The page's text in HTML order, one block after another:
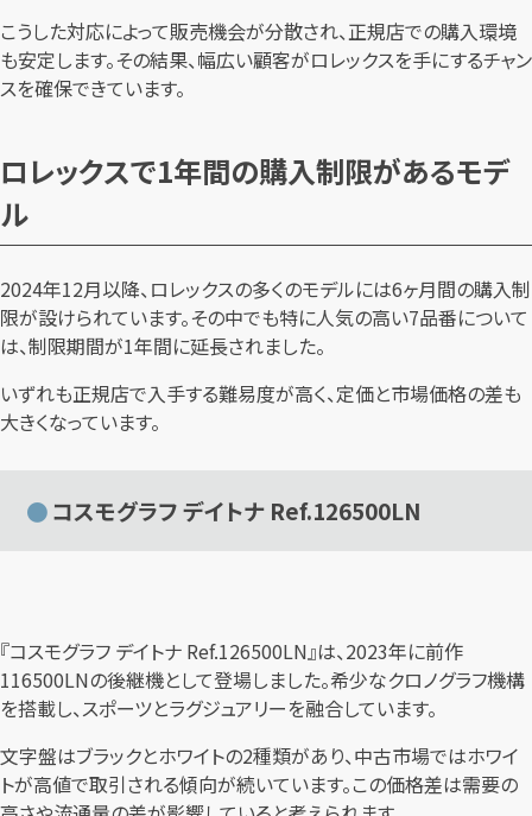
こうした対応によって販売機会が分散され、正規店での購入環境
も安定します。その結果、幅広い顧客がロレックスを手にするチャン
スを確保できています。
ロレックスで1年間の購入制限があるモデ
ル
2024年12月以降、ロレックスの多くのモデルには6ヶ月間の購入制
限が設けられています。その中でも特に人気の高い7品番について
は、制限期間が1年間に延長されました。
いずれも正規店で入手する難易度が高く、定価と市場価格の差も
大きくなっています。
コスモグラフ デイトナ Ref.126500LN
『コスモグラフ デイトナ Ref.126500LN』は、2023年に前作
116500LNの後継機として登場しました。希少なクロノグラフ機構
を搭載し、スポーツとラグジュアリーを融合しています。
文字盤はブラックとホワイトの2種類があり、中古市場ではホワイ
トが高値で取引される傾向が続いています。この価格差は需要の